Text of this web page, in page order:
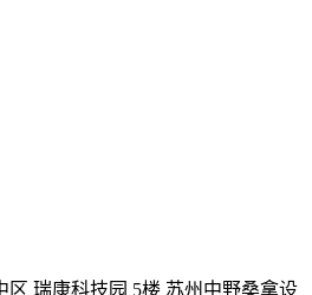
区 瑞康科技园 5楼 苏州中野桑拿设